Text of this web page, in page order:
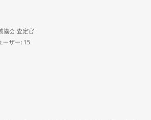
協会 査定官
ーザー: 15